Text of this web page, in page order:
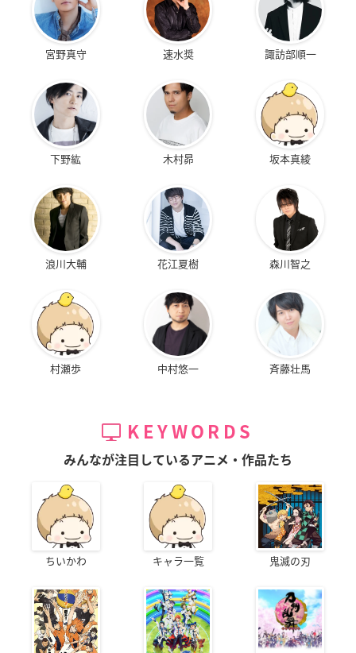
宮野真守 速水奨 諏訪部順一
下野紘 木村昴 坂本真綾
浪川大輔 花江夏樹 森川智之
村瀬歩 中村悠一 斉藤壮馬
KEYWORDS
みんなが注目しているアニメ・作品たち
ちいかわ キャラ一覧 鬼滅の刃